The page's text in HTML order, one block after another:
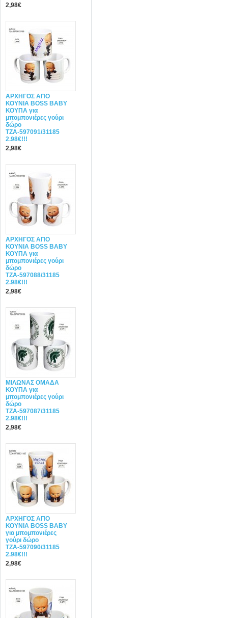
2,98€
ΑΡΧΗΓΟΣ ΑΠΟ
ΚΟΥΝΙΑ BOSS BABY
ΚΟΥΠΑ για
μπομπονιέρες γούρι
δώρο
ΤΖΑ-597091/31185
2.98€!!!
2,98€
ΑΡΧΗΓΟΣ ΑΠΟ
ΚΟΥΝΙΑ BOSS BABY
ΚΟΥΠΑ για
μπομπονιέρες γούρι
δώρο
ΤΖΑ-597088/31185
2.98€!!!
2,98€
ΜΙΛΩΝΑΣ ΟΜΑΔΑ
ΚΟΥΠΑ για
μπομπονιέρες γούρι
δώρο
ΤΖΑ-597087/31185
2.98€!!!
2,98€
ΑΡΧΗΓΟΣ ΑΠΟ
ΚΟΥΝΙΑ BOSS BABY
για μπομπονιέρες
γούρι δώρο
ΤΖΑ-597090/31185
2.98€!!!
2,98€